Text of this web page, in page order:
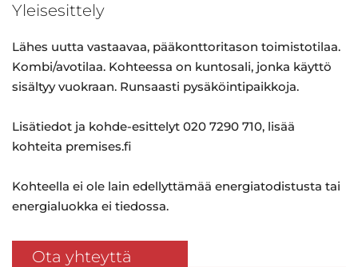
Yleisesittely
Lähes uutta vastaavaa, pääkonttoritason toimistotilaa.
Kombi/avotilaa. Kohteessa on kuntosali, jonka käyttö
sisältyy vuokraan. Runsaasti pysäköintipaikkoja.
Lisätiedot ja kohde-esittelyt 020 7290 710, lisää
kohteita premises.fi
Kohteella ei ole lain edellyttämää energiatodistusta tai
energialuokka ei tiedossa.
Ota yhteyttä